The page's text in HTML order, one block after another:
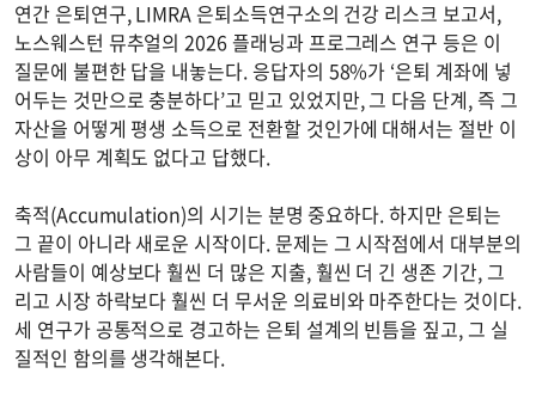
연간 은퇴연구, LIMRA 은퇴소득연구소의 건강 리스크 보고서,
노스웨스턴 뮤추얼의 2026 플래닝과 프로그레스 연구 등은 이
질문에 불편한 답을 내놓는다. 응답자의 58%가 ‘은퇴 계좌에 넣
어두는 것만으로 충분하다’고 믿고 있었지만, 그 다음 단계, 즉 그
자산을 어떻게 평생 소득으로 전환할 것인가에 대해서는 절반 이
상이 아무 계획도 없다고 답했다.
축적(Accumulation)의 시기는 분명 중요하다. 하지만 은퇴는
그 끝이 아니라 새로운 시작이다. 문제는 그 시작점에서 대부분의
사람들이 예상보다 훨씬 더 많은 지출, 훨씬 더 긴 생존 기간, 그
리고 시장 하락보다 훨씬 더 무서운 의료비와 마주한다는 것이다.
세 연구가 공통적으로 경고하는 은퇴 설계의 빈틈을 짚고, 그 실
질적인 함의를 생각해본다.